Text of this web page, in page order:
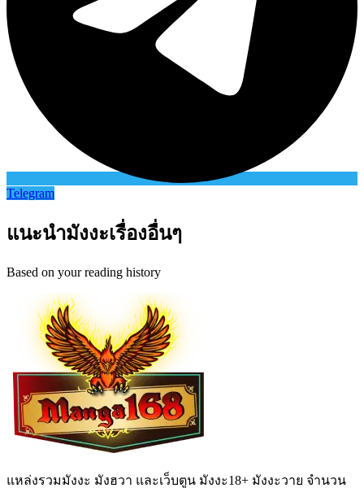
Telegram
แนะนำมังงะเรื่องอื่นๆ
Based on your reading history
แหล่งรวมมังงะ มังฮวา และเว็บตูน มังงะ18+ มังงะวาย จำนวน